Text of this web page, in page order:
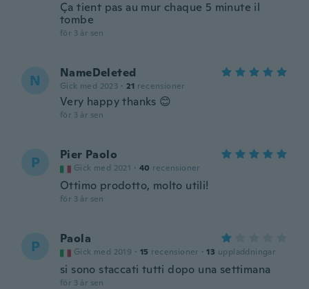
Ça tient pas au mur chaque 5 minute il
tombe
för 3 år sen
N NameDeleted
Gick med 2023 · 21 recensioner
Very happy thanks 😊
för 3 år sen
P Pier Paolo
Gick med 2021 · 40 recensioner
Ottimo prodotto, molto utili!
för 3 år sen
P Paola
Gick med 2019 · 15 recensioner · 13 uppladdningar
si sono staccati tutti dopo una settimana
för 3 år sen